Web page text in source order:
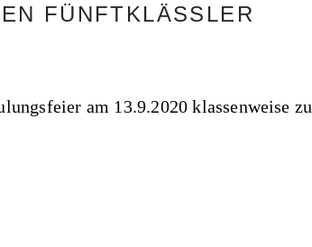
FÜNFTKLÄSSLER
am 13.9.2020 klassenweise zu